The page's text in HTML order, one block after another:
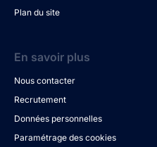
Plan du site
En savoir plus
Nous contacter
Recrutement
Données personnelles
Paramétrage des cookies